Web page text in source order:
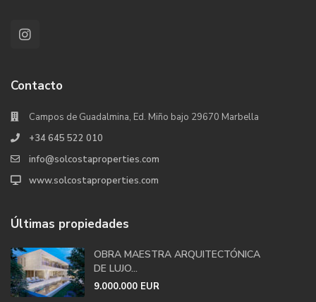
Contacto
Campos de Guadalmina, Ed. Miño bajo 29670 Marbella
+34 645 522 010
info@solcostaproperties.com
www.solcostaproperties.com
Últimas propiedades
OBRA MAESTRA ARQUITECTÓNICA
DE LUJO...
9.000.000 EUR